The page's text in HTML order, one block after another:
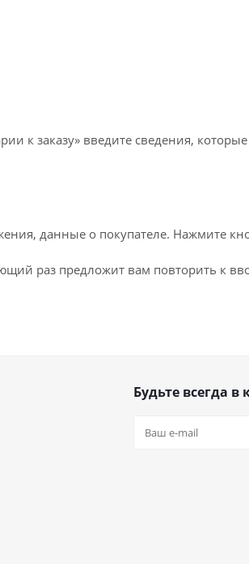
к заказу» введите сведения,
данные о покупателе. Нажмите
раз предложит вам повторить к
Будьте всегда в